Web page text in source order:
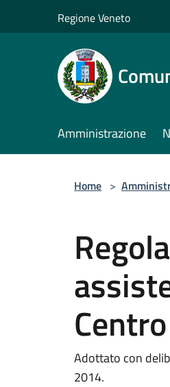
Regione Veneto
Amministrazione
Home >
Adottato con
2014.